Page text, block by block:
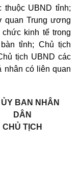
UBND tỉnh;
quan Trung ương
kinh tế trong
tỉnh; Chủ tịch
tịch UBND các
nhân có liên quan
ỦY BAN NHÂN
DÂN
CHỦ TỊCH